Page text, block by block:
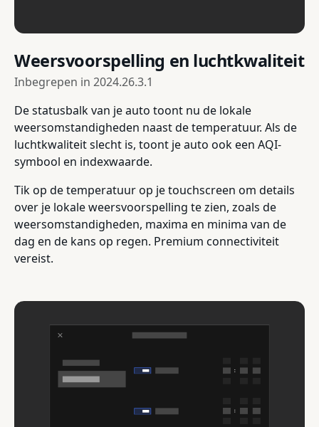
Weersvoorspelling en luchtkwaliteit
Inbegrepen in 2024.26.3.1
De statusbalk van je auto toont nu de lokale
weersomstandigheden naast de temperatuur. Als de
luchtkwaliteit slecht is, toont je auto ook een AQI-
symbool en indexwaarde.
Tik op de temperatuur op je touchscreen om details
over je lokale weersvoorspelling te zien, zoals de
weersomstandigheden, maxima en minima van de
dag en de kans op regen. Premium connectiviteit
vereist.